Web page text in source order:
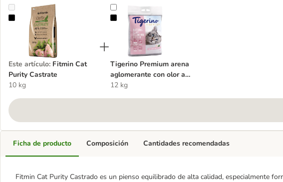
Fitmin Cat Purity Castrate
Este artículo: Fitmin Cat
Purity Castrate
10 kg
Tigerino Premium arena aglomerante con olor a rosas
Tigerino Premium arena
aglomerante con olor a
rosas blancas
12 kg
Ficha de producto
Fitmin Cat Purity Castrado es un pienso equilibrado de alta calidad, especialmente
Composición Cantidades recomendadas